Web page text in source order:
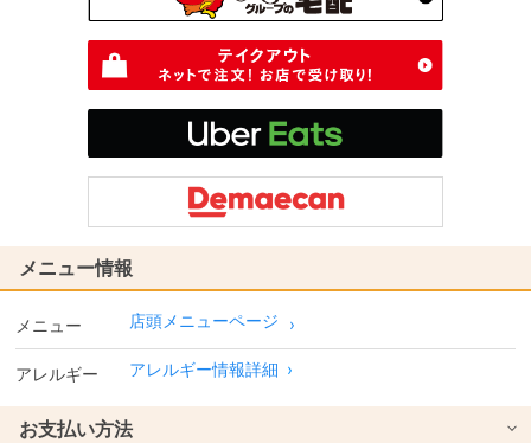
メニュー情報
メニュー 店頭メニューページ
アレルギー アレルギー情報詳細 ›
お支払い方法